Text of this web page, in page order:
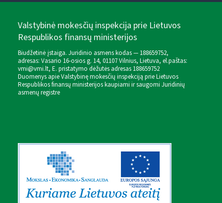
Valstybinė mokesčių inspekcija prie Lietuvos
Respublikos finansų ministerijos
Biudžetinė įstaiga. Juridinio asmens kodas — 188659752,
adresas: Vasario 16-osios g. 14, 01107 Vilnius, Lietuva, el.paštas:
vmi@vmi.lt, E. pristatymo dėžutės adresas 188659752
Duomenys apie Valstybinę mokesčių inspekciją prie Lietuvos
Respublikos finansų ministerijos kaupiami ir saugomi Juridinių
asmenų registre